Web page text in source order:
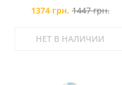
1374 грн. 1447 грн.
НЕТ В НАЛИЧИИ